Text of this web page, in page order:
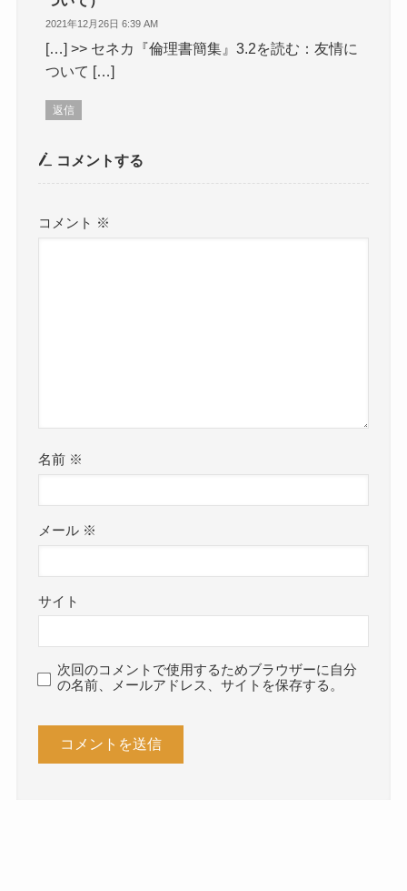
2021年12月26日 6:39 AM
[…] >> セネカ『倫理書簡集』3.2を読む：友情に
ついて […]
返信
コメントする
コメント ※
名前 ※
メール ※
サイト
次回のコメントで使用するためブラウザーに自分
の名前、メールアドレス、サイトを保存する。